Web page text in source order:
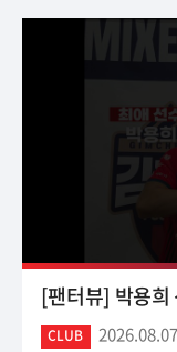
[팬터뷰] 박용희
CLUB 2026.08.07